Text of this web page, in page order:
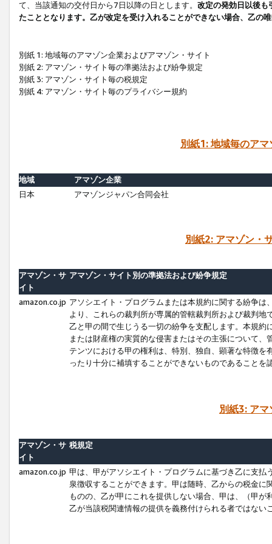
て、当該通知の交付日から7日以降の日とします。 改定の発効日以後も
たこととなります。乙が改定を受け入れることができない場合、乙の
別紙 1: 地域毎のアマゾン企業およびアマゾン・サイト
別紙 2: アマゾン・サイト毎の準拠法および紛争規定
別紙 3: アマゾン・サイト毎の税規定
別紙 4: アマゾン・サイト毎のプライバシー規約
別紙1: 地域毎のア
地域
アマゾン企業
日本
アマゾンジャパン合同会社
別紙2: アマゾン・
アマゾン・サ
イト
アマゾン・サイト別の準拠法および紛争規定
amazon.co.jp アソシエイト・プログラムまたは本規約に関する紛争
より、これらの裁判所が専属的管轄裁判所および裁判
乙と甲の間で生じうる一切の紛争を支配します。本規
または財産権の実質的な侵害またはその主張について
テンツにおける甲の権利は、特別、独自、顕著な特徴
ったり十分に補填することができないものであることを
別紙3: ア
アマゾン・サ
イト
税規定
amazon.co.jp 甲は、甲がアソシエイト・プログラムに基づき乙に支
泉徴収することができます。甲は随時、乙からの税金
ものの、乙が甲にこれを提供しない場合、甲は、（甲
乙が当該税関連情報の提供を義務付けられる者ではな